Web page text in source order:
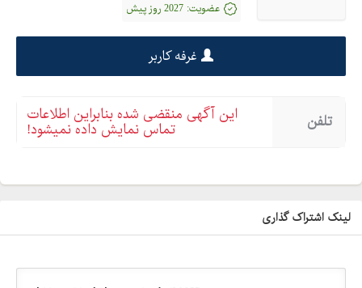
عضویت: 2027 روز پیش
غرفه کاربر
تلفن این آگهی منقضی شده بنابراین اطلاعات
تماس نمایش داده نمیشود!
لینک اشتراک گذاری